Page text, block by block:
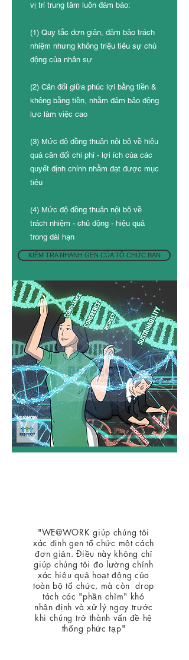
vị trí trung tâm luôn đảm bảo:
(1) Quy tắc đơn giản, đảm bảo trách
nhiệm nhưng không triệu tiêu sự chủ
động của nhân sự
(2) Cân đối giữa phúc lợi bằng tiền &
không bằng tiền, nhằm đảm bảo động
lực làm việc cao
(3) Mức độ đồng thuận nội bộ về hiệu
quả cân đối chi phí - lợi ích của các
quyết định chính nhằm đạt được mục
tiêu
(4) Mức độ đồng thuận nội bộ về
trách nhiệm - chủ động - hiệu quả
trong dài hạn
KIỂM TRA NHANH GEN CỦA TỔ CHỨC BẠN
"WE@WORK giúp chúng tôi
xác định gen tổ chức một cách
đơn giản. Điều này không chỉ
giúp chúng tôi đo lường chính
xác hiệu quả hoạt động của
toàn bộ tổ chức, mà còn drop
tách các "phần chìm" khó
nhận định và xử lý ngay trước
khi chúng trở thành vấn đề hệ
thống phức tạp"